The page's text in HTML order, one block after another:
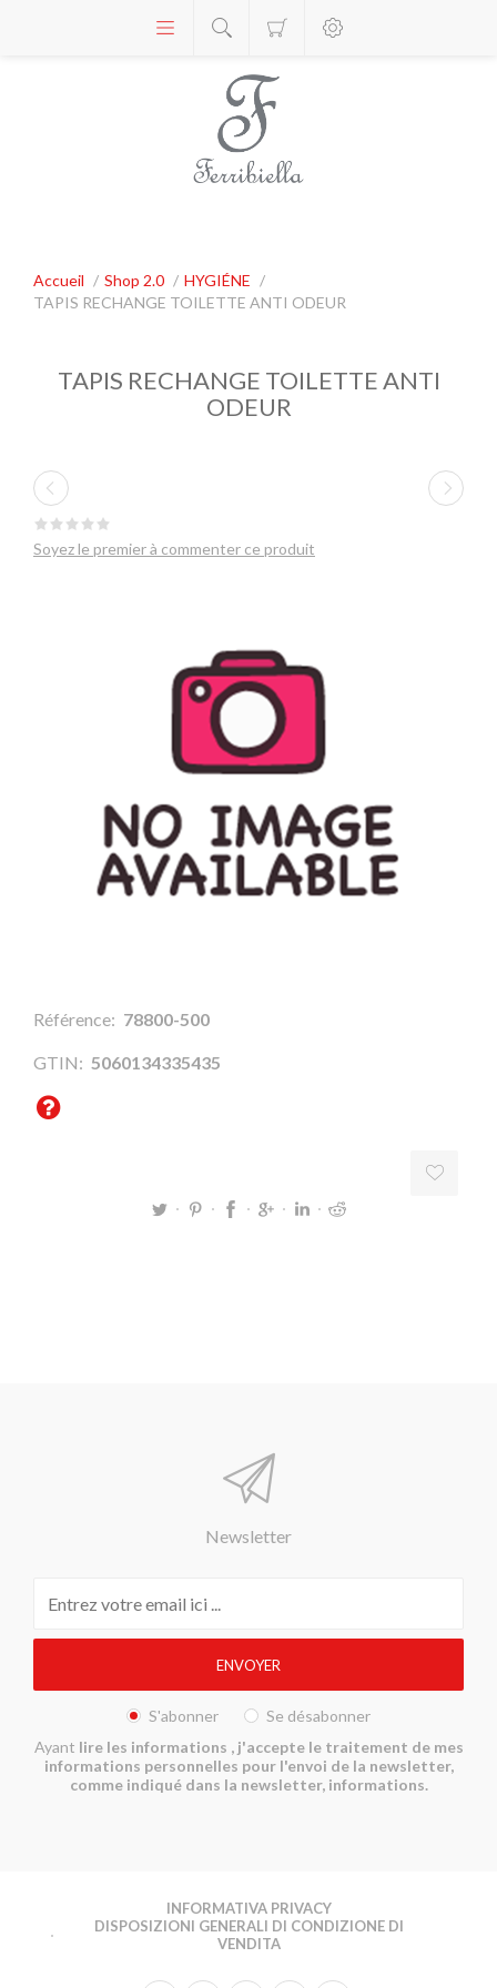
Accueil / Shop 2.0 / HYGIÉNE /
TAPIS RECHANGE TOILETTE ANTI ODEUR
TAPIS RECHANGE TOILETTE ANTI
ODEUR
Soyez le premier à commenter ce produit
Référence: 78800-500
GTIN: 5060134335435
Newsletter
S'abonner
Se désabonner
Ayant lire les informations , j'accepte le traitement de mes
informations personnelles pour l'envoi de la newsletter,
comme indiqué dans la newsletter, informations.
INFORMATIVA PRIVACY
DISPOSIZIONI GENERALI DI CONDIZIONE DI
VENDITA